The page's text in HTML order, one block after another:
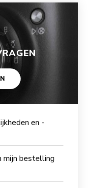
en -
mijn bestelling